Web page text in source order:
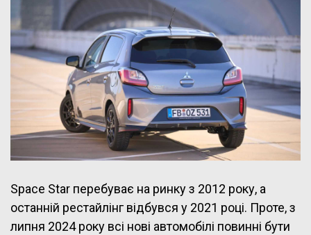
Space Star перебуває на ринку з 2012 року, а
останній рестайлінг відбувся у 2021 році. Проте, з
липня 2024 року всі нові автомобілі повинні бути